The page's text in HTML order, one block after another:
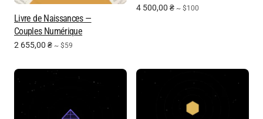
Livre de Naissances —
Couples Numérique
2 655,00 ₴ ~ $59
4 500,00 ₴ ~ $100